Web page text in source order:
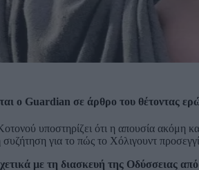
ο Guardian σε άρθρο του θέτοντας
υποστηρίζει ότι η απουσία ακόμη
για το πώς το Χόλιγουντ
με τη διασκευή της Οδύσσειας